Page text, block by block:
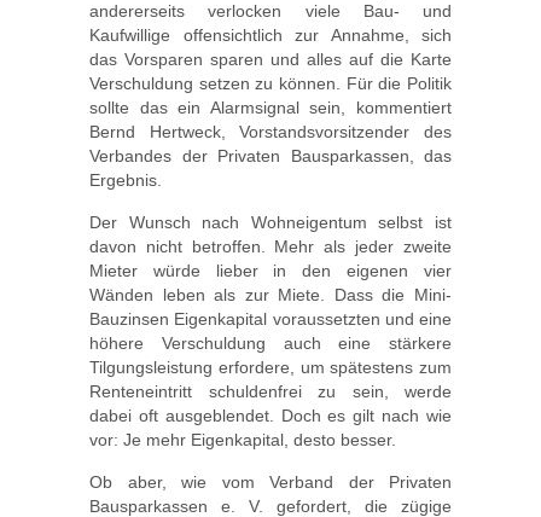
andererseits verlocken viele Bau- und
Kaufwillige offensichtlich zur Annahme, sich
das Vorsparen sparen und alles auf die Karte
Verschuldung setzen zu können. Für die Politik
sollte das ein Alarmsignal sein, kommentiert
Bernd Hertweck, Vorstandsvorsitzender des
Verbandes der Privaten Bausparkassen, das
Ergebnis.
Der Wunsch nach Wohneigentum selbst ist
davon nicht betroffen. Mehr als jeder zweite
Mieter würde lieber in den eigenen vier
Wänden leben als zur Miete. Dass die Mini-
Bauzinsen Eigenkapital voraussetzten und eine
höhere Verschuldung auch eine stärkere
Tilgungsleistung erfordere, um spätestens zum
Renteneintritt schuldenfrei zu sein, werde
dabei oft ausgeblendet. Doch es gilt nach wie
vor: Je mehr Eigenkapital, desto besser.
Ob aber, wie vom Verband der Privaten
Bausparkassen e. V. gefordert, die zügige